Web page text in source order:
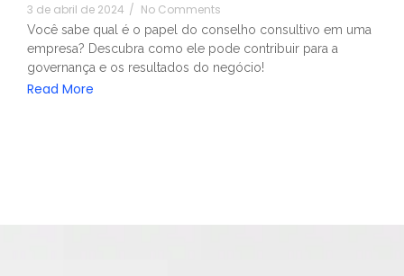
3 de abril de 2024 / No Comments
Você sabe qual é o papel do conselho consultivo em uma
empresa? Descubra como ele pode contribuir para a
governança e os resultados do negócio!
Read More